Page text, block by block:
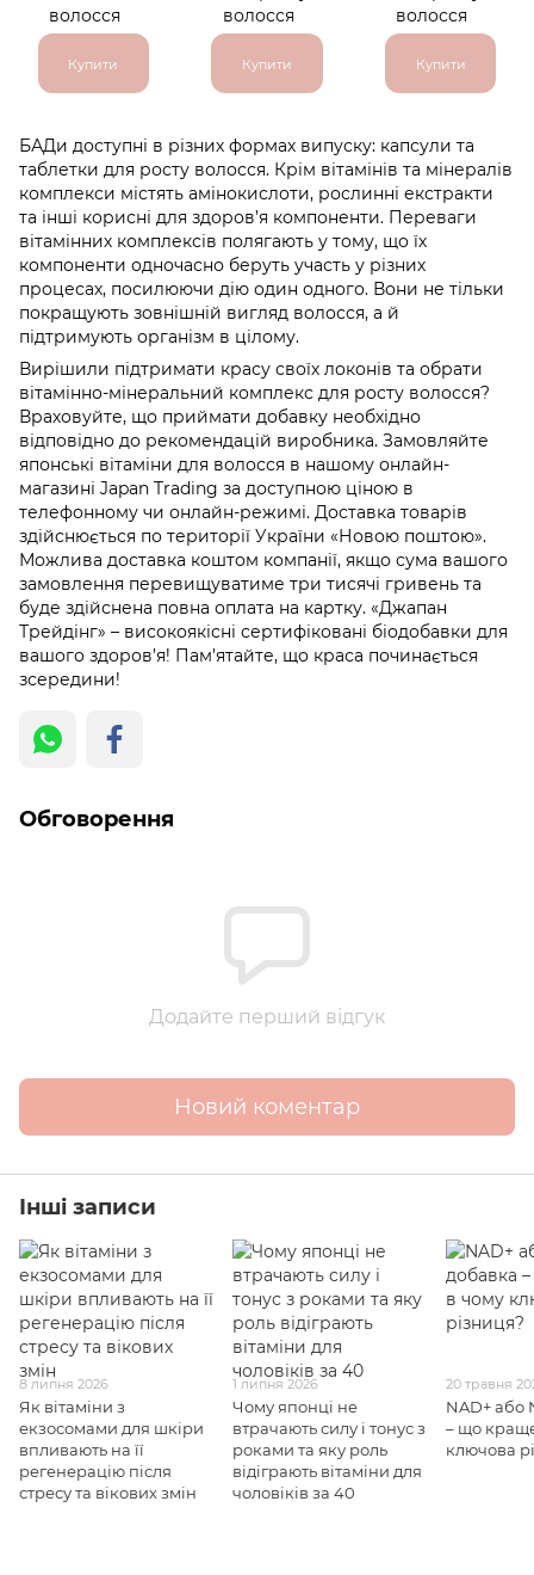
Купити Купити Купити
БАДи доступні в різних формах випуску: капсули та
таблетки для росту волосся. Крім вітамінів та мінералів
комплекси містять амінокислоти, рослинні екстракти
та інші корисні для здоров’я компоненти. Переваги
вітамінних комплексів полягають у тому, що їх
компоненти одночасно беруть участь у різних
процесах, посилюючи дію один одного. Вони не тільки
покращують зовнішній вигляд волосся, а й
підтримують організм в цілому.
Вирішили підтримати красу своїх локонів та обрати
вітамінно-мінеральний комплекс для росту волосся?
Враховуйте, що приймати добавку необхідно
відповідно до рекомендацій виробника. Замовляйте
японські вітаміни для волосся в нашому онлайн-
магазині Japan Trading за доступною ціною в
телефонному чи онлайн-режимі. Доставка товарів
здійснюється по території України «Новою поштою».
Можлива доставка коштом компанії, якщо сума вашого
замовлення перевищуватиме три тисячі гривень та
буде здійснена повна оплата на картку. «Джапан
Трейдінг» – високоякісні сертифіковані біодобавки для
вашого здоров’я! Пам’ятайте, що краса починається
зсередини!
Обговорення
Додайте перший відгук
Новий коментар
Інші записи
8 липня 2026
Як вітаміни з
екзосомами для шкіри
впливають на її
регенерацію після
стресу та вікових змін
1 липня 2026
Чому японці не
втрачають силу і тонус з
роками та яку роль
відіграють вітаміни для
чоловіків за 40
20 травня
NAD+ або
– що
ключова